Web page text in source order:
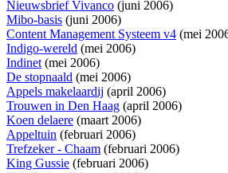
Nieuwsbrief Vivanco (juni 2006)
Mibo-basis (juni 2006)
Content Management Systeem v4 (mei
Indigo-wereld (mei 2006)
Indinet (mei 2006)
De stopnaald (mei 2006)
Appels makelaardij (april 2006)
Trouwen in Den Haag (april 2006)
Koen delaere (maart 2006)
Appeltuin (februari 2006)
Trefzeker - Chaam (februari 2006)
King Gussie (februari 2006)